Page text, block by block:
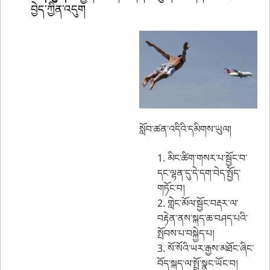
བྱེད་ཀྱིན་འདུག
སློབ་ཚན་འདིའི་དམིགས་ཡུལ།
1. མིང་ཚིག་གསར་པ་སྦྱོང་བ་
དང་ལྷན་དུ་དེ་དག་བེད་སྤྱོད་
གཏོང་བ།
2. གླེང་མོལ་སྦྱོང་བརྡར་ལ་
བརྟེན་ནས་སྐད་ཆ་བཤད་པའི་
སྤོབས་པ་བསྐྱེད་པ།
3. སོ་སོའི་ཡར་རྒྱས་མཐོང་ཞིང་
བོད་སྐད་ལ་སྤྲོ་སྣང་ཡོང་བ།